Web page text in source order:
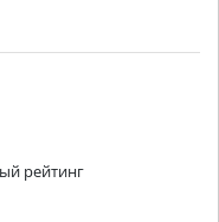
рейтинг